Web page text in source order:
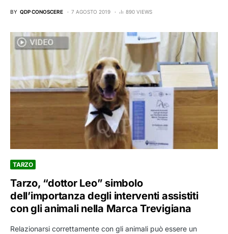
BY QDP CONOSCERE 7 AGOSTO 2019 890 VIEWS
TARZO
Tarzo, “dottor Leo” simbolo
dell’importanza degli interventi assistiti
con gli animali nella Marca Trevigiana
Relazionarsi correttamente con gli animali può essere un